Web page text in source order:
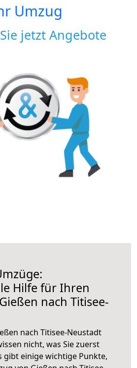
Umzug
jetzt Angebote
Hilfe für Ihren
nach Titisee-
nach Titisee-Neustadt
nicht, was Sie zuerst
gibt einige wichtige Punkte,